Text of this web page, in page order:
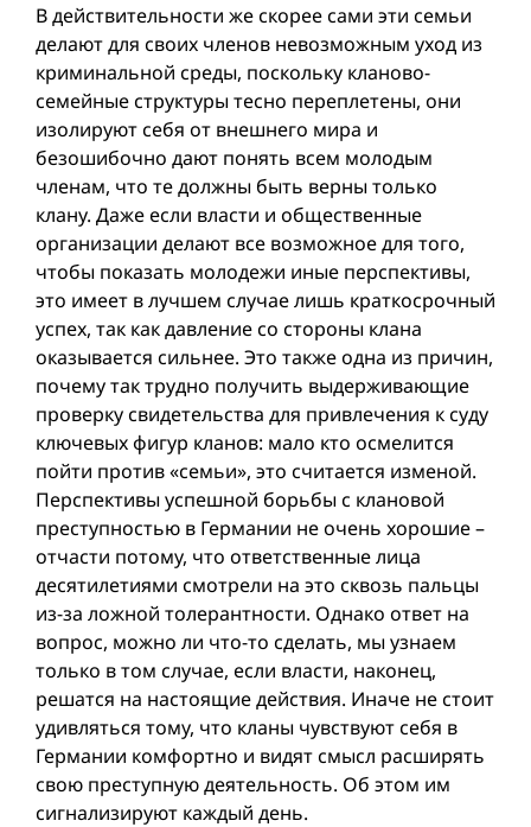
В действительности же скорее сами эти семьи
делают для своих членов невозможным уход из
криминальной среды, поскольку кланово-
семейные структуры тесно переплетены, они
изолируют себя от внешнего мира и
безошибочно дают понять всем молодым
членам, что те должны быть верны только
клану. Даже если власти и общественные
организации делают все возможное для того,
чтобы показать молодежи иные перспективы,
это имеет в лучшем случае лишь краткосрочный
успех, так как давление со стороны клана
оказывается сильнее. Это также одна из причин,
почему так трудно получить выдерживающие
проверку свидетельства для привлечения к суду
ключевых фигур кланов: мало кто осмелится
пойти против «семьи», это считается изменой.
Перспективы успешной борьбы с клановой
преступностью в Германии не очень хорошие –
отчасти потому, что ответственные лица
десятилетиями смотрели на это сквозь пальцы
из-за ложной толерантности. Однако ответ на
вопрос, можно ли что-то сделать, мы узнаем
только в том случае, если власти, наконец,
решатся на настоящие действия. Иначе не стоит
удивляться тому, что кланы чувствуют себя в
Германии комфортно и видят смысл расширять
свою преступную деятельность. Об этом им
сигнализируют каждый день.